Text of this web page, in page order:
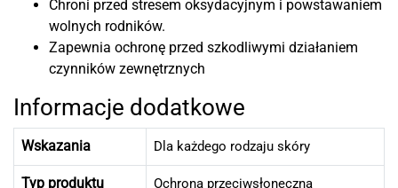
Chroni przed stresem oksydacyjnym i powstawaniem
wolnych rodników.
Zapewnia ochronę przed szkodliwymi działaniem
czynników zewnętrznych
Informacje dodatkowe
Wskazania Dla każdego rodzaju skóry
Typ produktu Ochrona przeciwsłoneczna